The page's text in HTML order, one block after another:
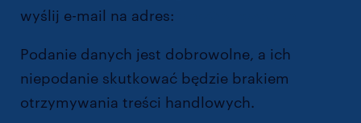
wyślij e-mail na adres:
Podanie danych jest dobrowolne, a ich
niepodanie skutkować będzie brakiem
otrzymywania treści handlowych.